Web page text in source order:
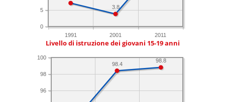
1991 2001 2011
0
5 3.8
Livello di istruzione dei giovani 15-19 anni
96
98
100
98.8
98.4